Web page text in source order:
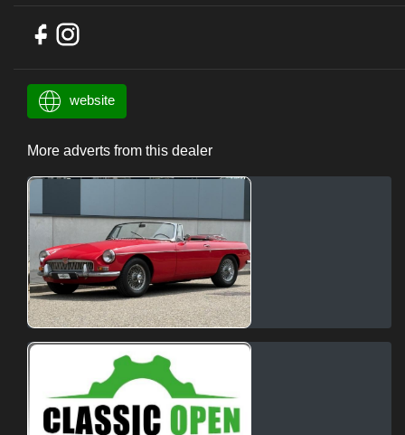
website
More adverts from this dealer